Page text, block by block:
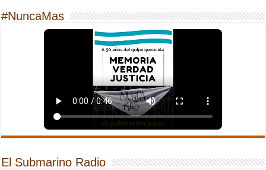
#NuncaMas
El Submarino Radio